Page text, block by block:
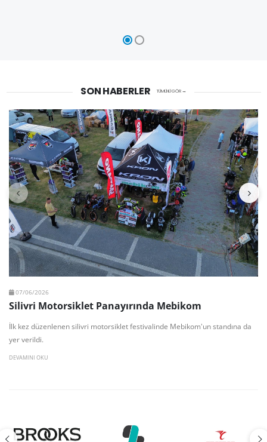
SON HABERLER TÜMÜNÜ GÖR →
07/06/2026
Silivri Motorsiklet Panayırında Mebikom
İlk kez düzenlenen silivri motorsiklet festivalinde Mebikom'un standına da
yer verildi.
DEVAMINI OKU